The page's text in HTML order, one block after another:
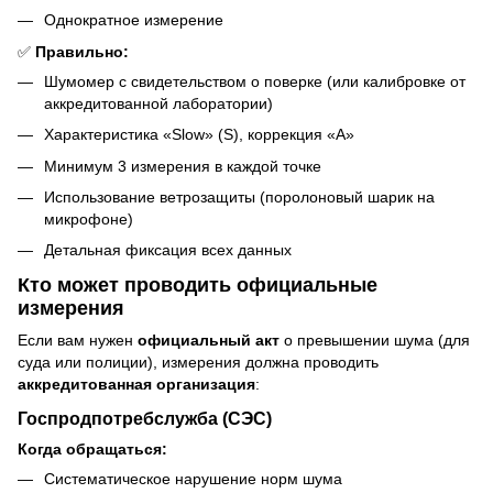
Однократное измерение
✅ Правильно:
Шумомер с свидетельством о поверке (или калибровке от
аккредитованной лаборатории)
Характеристика «Slow» (S), коррекция «A»
Минимум 3 измерения в каждой точке
Использование ветрозащиты (поролоновый шарик на
микрофоне)
Детальная фиксация всех данных
Кто может проводить официальные
измерения
Если вам нужен официальный акт о превышении шума (для
суда или полиции), измерения должна проводить
аккредитованная организация:
Госпродпотребслужба (СЭС)
Когда обращаться:
Систематическое нарушение норм шума